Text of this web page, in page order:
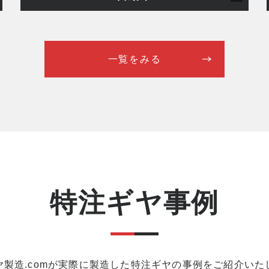
一覧をみる
特注ギヤ事例
製造.comが実際に製造した特注ギヤの事例をご紹介いた